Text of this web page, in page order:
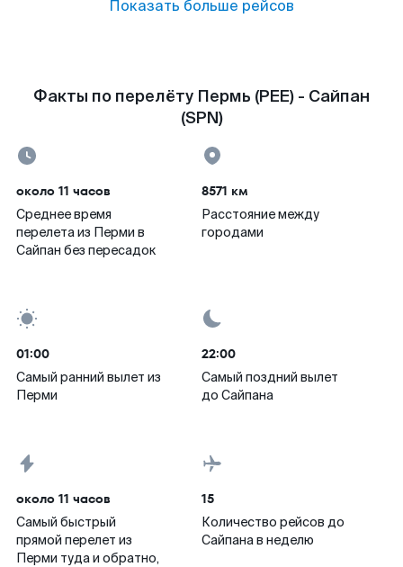
Показать больше рейсов
Факты по перелёту Пермь (PEE) - Сайпан
(SPN)
около 11 часов
Среднее время
перелета из Перми в
Сайпан без пересадок
8571 км
Расстояние между
городами
01:00
Самый ранний вылет из
Перми
22:00
Самый поздний вылет
до Сайпана
около 11 часов
Самый быстрый
прямой перелет из
Перми туда и обратно,
15
Количество рейсов до
Сайпана в неделю